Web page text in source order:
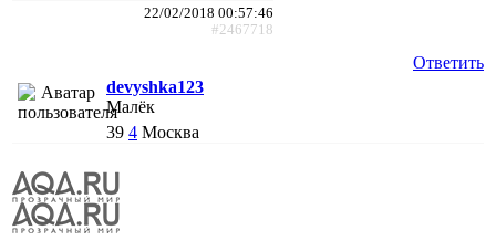
22/02/2018 00:57:46
#2467718
Ответить
devyshka123
Малёк
39 4 Москва